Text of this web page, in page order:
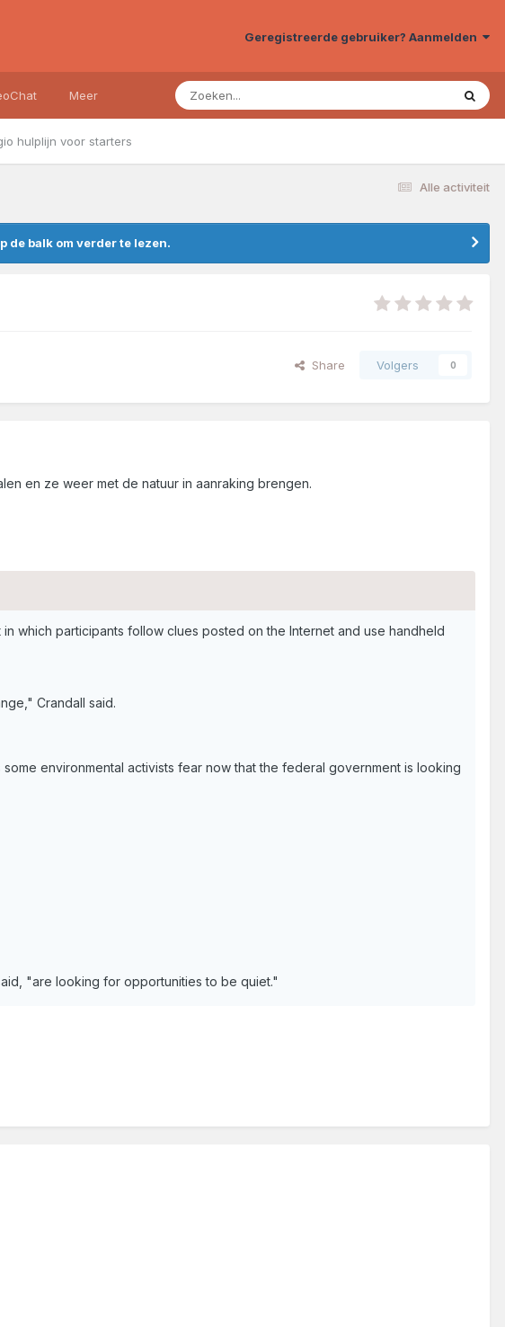
Geregistreerde gebruiker? Aanmelden
hulplijn voor starters
Meer
Alle activiteit
de balk om verder te lezen.
Share Volgers 0
en ze weer met de natuur in aanraking brengen.
which participants follow clues posted on the Internet and use handheld
Crandall said.
environmental activists fear now that the federal government is looking
"are looking for opportunities to be quiet."